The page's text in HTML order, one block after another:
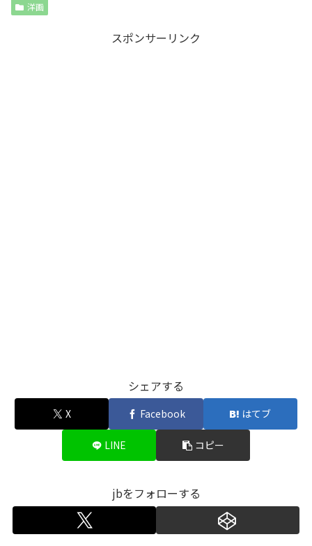
洋画
スポンサーリンク
シェアする
X Facebook はてブ
LINE コピー
jbをフォローする